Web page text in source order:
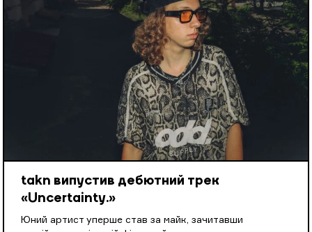
takn випустив дебютний трек
«Uncertainty.»
Юний артист уперше став за майк, зачитавши